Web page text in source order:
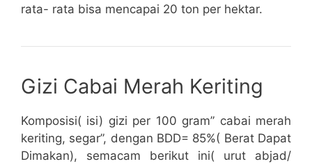
rata- rata bisa mencapai 20 ton per hektar.
Gizi Cabai Merah Keriting
Komposisi( isi) gizi per 100 gram” cabai merah
keriting, segar”, dengan BDD= 85%( Berat Dapat
Dimakan), semacam berikut ini( urut abjad/